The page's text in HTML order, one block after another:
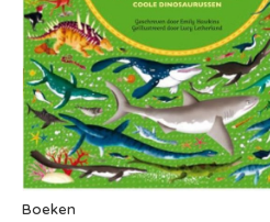
Boeken